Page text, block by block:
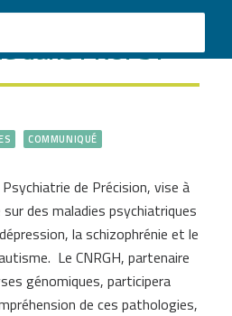
partenaire
dans PROPSY
COMMUNIQUÉ
de Précision, vise à
des maladies psychiatriques
la schizophrénie et le
Le CNRGH, partenaire
génomiques, participera
de ces pathologies,